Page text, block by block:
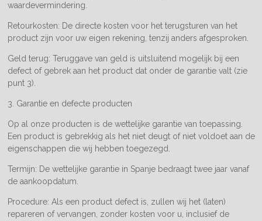
waardevermindering.
Retourkosten: De directe kosten voor het terugsturen van het
product zijn voor uw eigen rekening, tenzij anders afgesproken.
Geld terug: Teruggave van geld is uitsluitend mogelijk bij een
defect of gebrek aan het product dat onder de garantie valt (zie
punt 3).
3. Garantie en defecte producten
Op al onze producten is de wettelijke garantie van toepassing.
Een product is gebrekkig als het niet deugt of niet voldoet aan de
eigenschappen die wij hebben toegezegd.
Termijn: De wettelijke garantie in Spanje bedraagt twee jaar vanaf
de aankoopdatum.
Procedure: Als een product defect is, zullen wij het (laten)
repareren of vervangen, zonder kosten voor u, inclusief de